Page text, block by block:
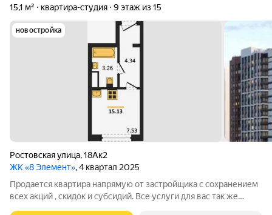
15,1 м² квартира-студия 9 этаж из 15
новостройка
Ростовская улица,18Ак2
ЖК «8 Элемент», 4 квартал 2025
Продается квартира напрямую от застройщика с сохранением
всех акций , скидок и субсидий. Все услуги для вас так же